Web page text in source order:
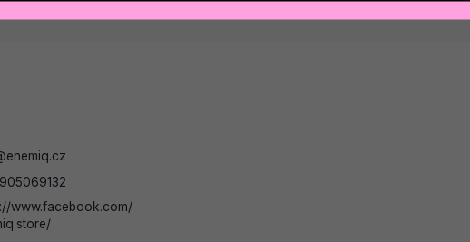
enemiq.cz
www.facebook.com/